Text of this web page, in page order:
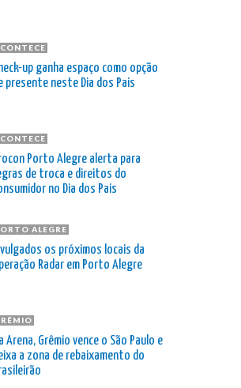
up ganha espaço como opção
presente neste Dia dos Pais
Porto Alegre alerta para
de troca e direitos do
no Dia dos Pais
ALEGRE
os próximos locais da
Radar em Porto Alegre
Arena, Grêmio vence o São Paulo e
a zona de rebaixamento do